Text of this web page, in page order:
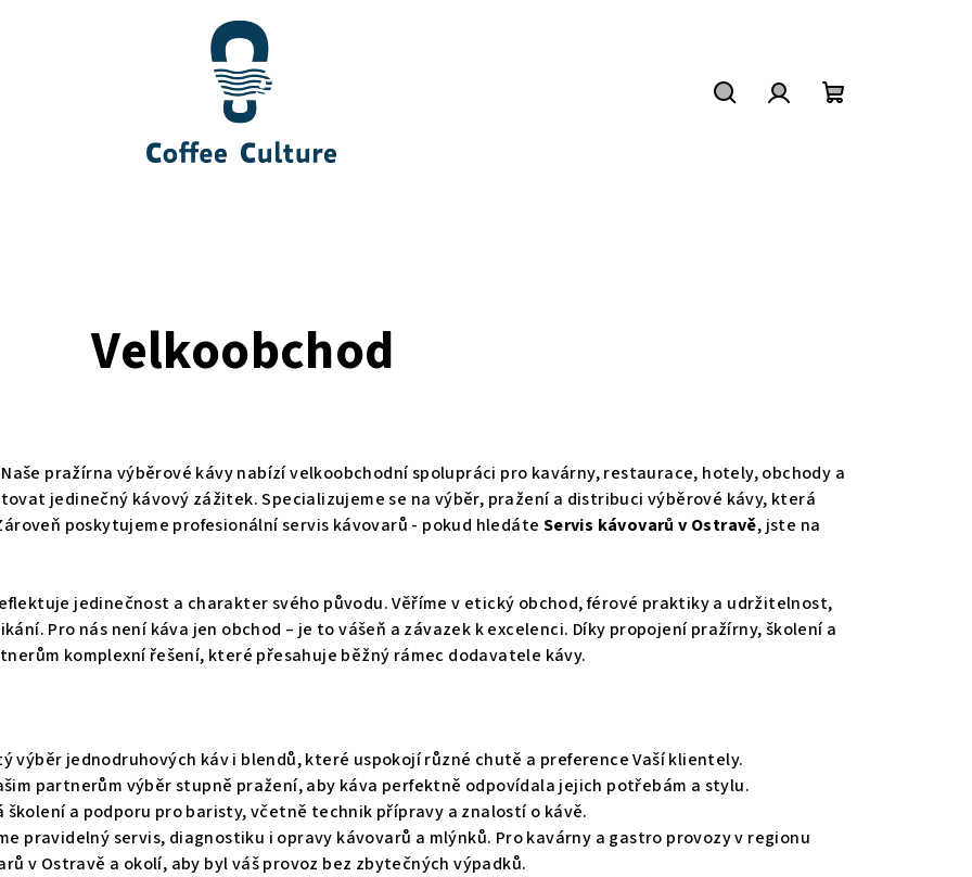
Velkoobchod
pražírna výběrové kávy nabízí velkoobchodní spolupráci pro kavárny, restaurace, hotely, obchody a
jedinečný kávový zážitek. Specializujeme se na výběr, pražení a distribuci výběrové kávy, která
poskytujeme profesionální servis kávovarů - pokud hledáte Servis kávovarů v Ostravě, jste na
jedinečnost a charakter svého původu. Věříme v etický obchod, férové praktiky a udržitelnost,
Pro nás není káva jen obchod – je to vášeň a závazek k excelenci. Díky propojení pražírny, školení a
komplexní řešení, které přesahuje běžný rámec dodavatele kávy.
výběr jednodruhových káv i blendů, které uspokojí různé chutě a preference Vaší klientely.
partnerům výběr stupně pražení, aby káva perfektně odpovídala jejich potřebám a stylu.
a podporu pro baristy, včetně technik přípravy a znalostí o kávě.
pravidelný servis, diagnostiku i opravy kávovarů a mlýnků. Pro kavárny a gastro provozy v regionu
v Ostravě a okolí, aby byl váš provoz bez zbytečných výpadků.